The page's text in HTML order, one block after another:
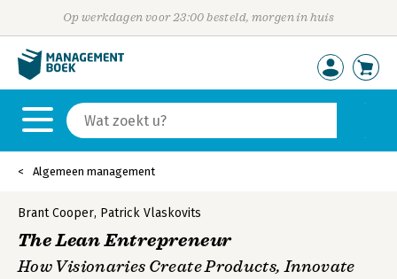
Op werkdagen voor 23:00 besteld, morgen in huis
Algemeen management
Brant Cooper, Patrick Vlaskovits
The Lean Entrepreneur
How Visionaries Create Products, Innovate